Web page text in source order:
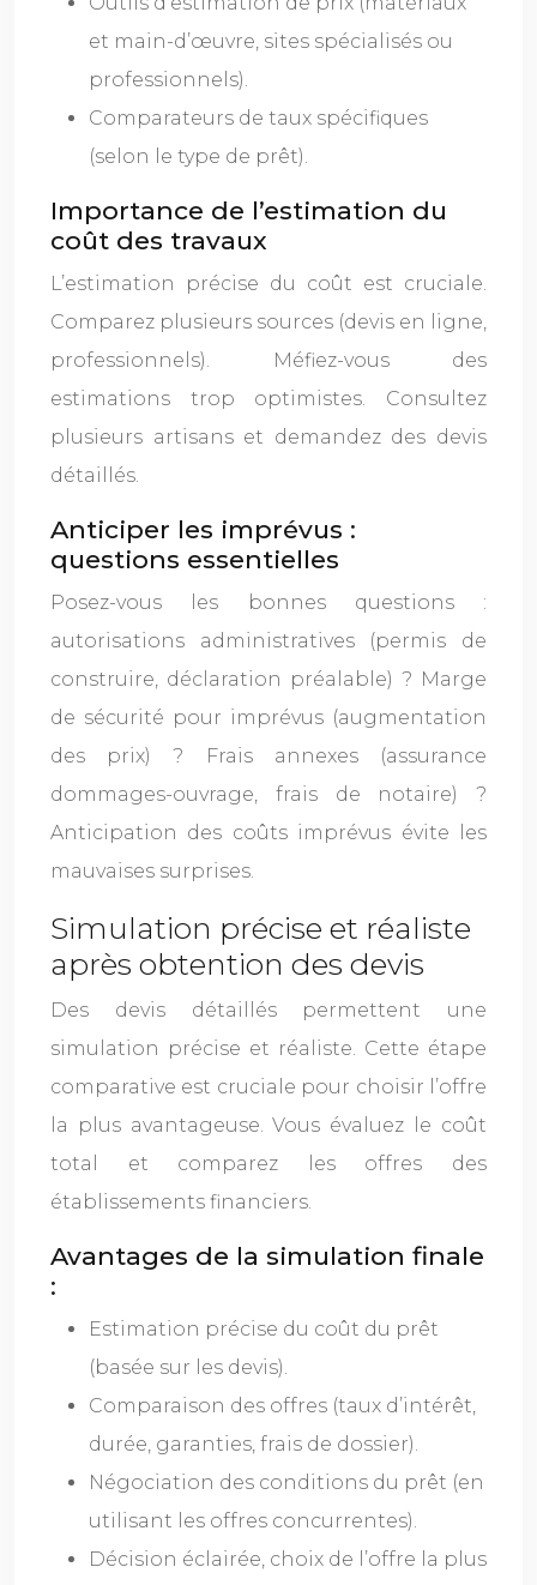
et main-d’œuvre, sites spécialisés ou
professionnels).
Comparateurs de taux spécifiques
(selon le type de prêt).
Importance de l’estimation du
coût des travaux
L’estimation précise du coût est cruciale.
Comparez plusieurs sources (devis en ligne,
professionnels). Méfiez-vous des
estimations trop optimistes. Consultez
plusieurs artisans et demandez des devis
détaillés.
Anticiper les imprévus :
questions essentielles
Posez-vous les bonnes questions :
autorisations administratives (permis de
construire, déclaration préalable) ? Marge
de sécurité pour imprévus (augmentation
des prix) ? Frais annexes (assurance
dommages-ouvrage, frais de notaire) ?
Anticipation des coûts imprévus évite les
mauvaises surprises.
Simulation précise et réaliste
après obtention des devis
Des devis détaillés permettent une
simulation précise et réaliste. Cette étape
comparative est cruciale pour choisir l’offre
la plus avantageuse. Vous évaluez le coût
total et comparez les offres des
établissements financiers.
Avantages de la simulation finale
:
Estimation précise du coût du prêt
(basée sur les devis).
Comparaison des offres (taux d’intérêt,
durée, garanties, frais de dossier).
Négociation des conditions du prêt (en
utilisant les offres concurrentes).
Décision éclairée, choix de l’offre la plus